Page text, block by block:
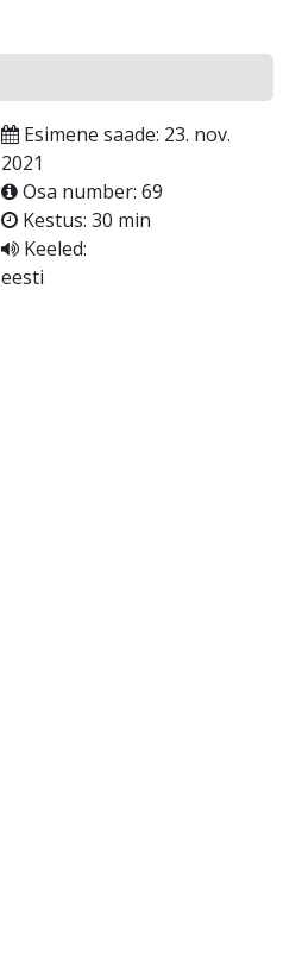
Esimene saade: 23. nov.
2021
Osa number: 69
Kestus: 30 min
Keeled:
eesti